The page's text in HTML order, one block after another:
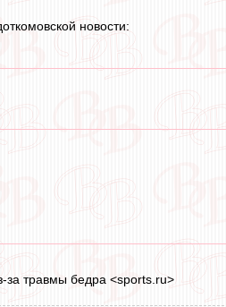
новости:
за травмы бедра <sports.ru>